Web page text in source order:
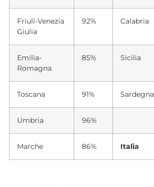
Friuli-Venezia
Giulia
92% Calabria
Emilia-
Romagna
85% Sicilia
Toscana 91% Sardegna
Umbria 96%
Marche 86% Italia